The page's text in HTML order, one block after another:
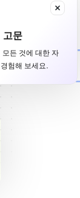
고문
모든 것에 대한 자
험해 보세요.